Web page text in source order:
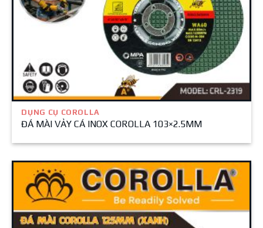
DỤNG CỤ COROLLA
ĐÁ MÀI VẢY CÁ INOX COROLLA 103×2.5MM